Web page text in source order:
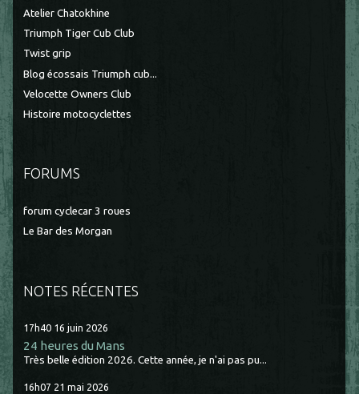
Atelier Chatokhine
Triumph Tiger Cub Club
Twist grip
Blog écossais Triumph cub...
Velocette Owners Club
Histoire motocyclettes
FORUMS
forum cyclecar 3 roues
Le Bar des Morgan
NOTES RÉCENTES
17h40 16 juin 2026
24 heures du Mans
Très belle édition 2026. Cette année, je n'ai pas pu...
16h07 21 mai 2026